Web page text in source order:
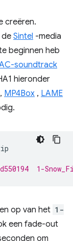
creëren.
de Sintel -media
beginnen heb
soundtrack
hieronder
, MP4Box , LAME
1-
op van het 1-
een fade-out
om